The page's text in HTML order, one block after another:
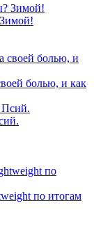
болью, и как
по итогам